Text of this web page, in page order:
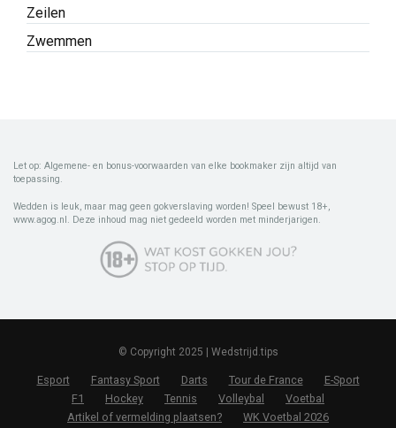
Zeilen
Zwemmen
Let op: Algemene- en bonus-voorwaarden van elke bookmaker zijn altijd van
toepassing.
Wedden is leuk, maar mag geen gokverslaving worden! Speel bewust 18+,
www.agog.nl. Deze inhoud mag niet gedeeld worden met minderjarigen.
© Copyright 2025 | Wedstrijd.tips
Esport Fantasy Sport Darts Tour de France
E-Sport
F1
Hockey Tennis Volleybal
Voetbal
Artikel of vermelding plaatsen?
WK Voetbal 2026